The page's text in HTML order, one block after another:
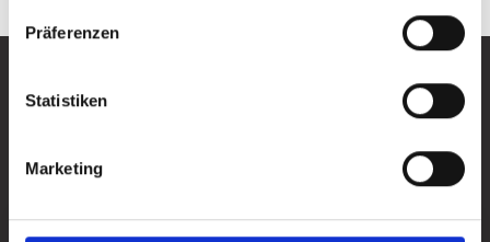
Präferenzen
Statistiken
Marketing
Hier ist immer etwas los!
Alle News ansehen
Alle News ansehen
Nǐ hǎo in Attendorn